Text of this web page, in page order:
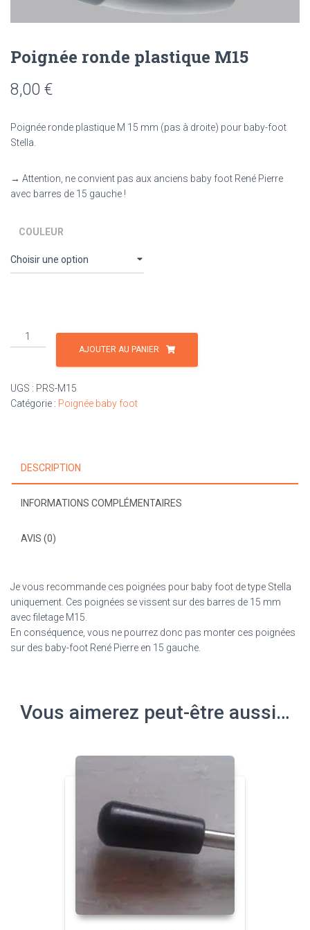
Poignée ronde plastique M15
8,00 €
Poignée ronde plastique M 15 mm (pas à droite) pour baby-foot
Stella.
→ Attention, ne convient pas aux anciens baby foot René Pierre
avec barres de 15 gauche !
COULEUR
quantité
de
plastique
M15
AJOUTER AU PANIER
UGS : PRS-M15
Catégorie : Poignée baby foot
DESCRIPTION
INFORMATIONS COMPLÉMENTAIRES
AVIS (0)
Je vous recommande ces poignées pour baby foot de type Stella
uniquement. Ces poignées se vissent sur des barres de 15 mm
avec filetage M15.
En conséquence, vous ne pourrez donc pas monter ces poignées
sur des baby-foot René Pierre en 15 gauche.
Vous aimerez peut-être aussi…